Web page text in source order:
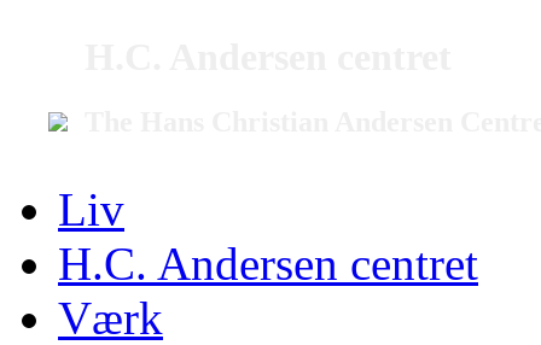
Liv
H.C. Andersen centret
Værk